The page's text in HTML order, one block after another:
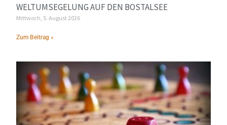
WELTUMSEGELUNG AUF DEN BOSTALSEE
Mittwoch, 5. August 2026
Zum Beitrag »